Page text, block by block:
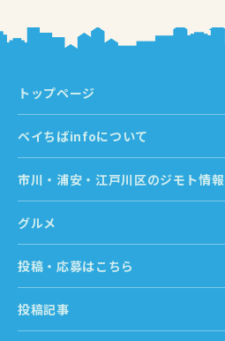
トップページ
ベイちばinfoについて
市川・浦安・江戸川区のジモト情報
グルメ
投稿・応募はこちら
投稿記事